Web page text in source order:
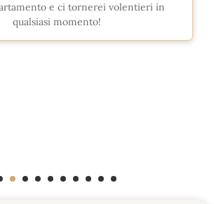
e ci tornerei volentieri in
qualsiasi momento!